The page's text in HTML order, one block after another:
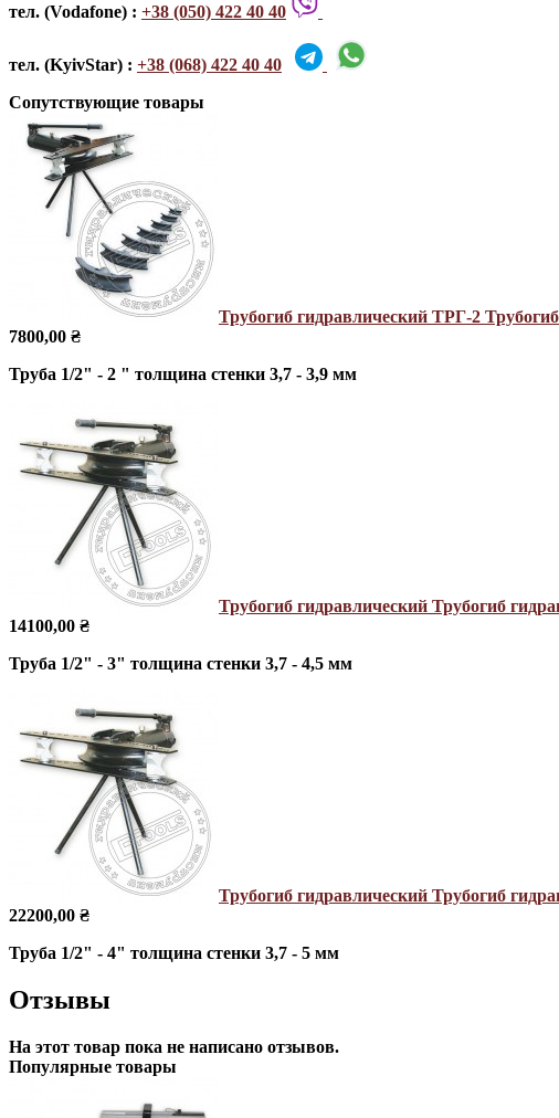
тел. (Vodafone) : +38 (050) 422 40 40
тел. (KyivStar) : +38 (068) 422 40 40
Сопутствующие товары
Трубогиб гидравлический ТРГ-2
7800,00 ₴
Труба 1/2" - 2 " толщина стенки 3,7 - 3,9 мм
Трубогиб гидравлический Трубогиб
14100,00 ₴
Труба 1/2" - 3" толщина стенки 3,7 - 4,5 мм
Трубогиб гидравлический Трубогиб
22200,00 ₴
Труба 1/2" - 4" толщина стенки 3,7 - 5 мм
Отзывы
На этот товар пока не написано отзывов.
Популярные товары